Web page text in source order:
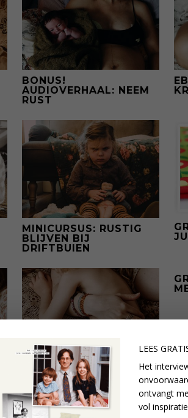
BONUS!
AUDIOVERHAAL: NEEM
RUST
MINICURSUS: RUSTIG
BLIJVEN BIJ
DRIFTBUIEN
GRATIS: ARTIKEL (NIET)
OORDELEN
LEES
Het
ontvangt
vol